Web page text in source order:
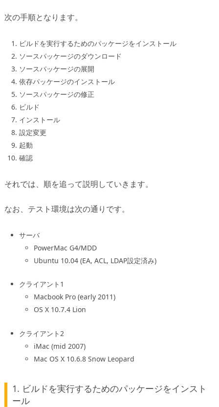
次の手順となります。
ビルドを実行するためのパッケージをインストール
ソースパッケージのダウンロード
ソースパッケージの展開
依存パッケージのインストール
ソースパッケージの修正
ビルド
インストール
設定変更
起動
確認
それでは、順を追って説明していきます。
なお、テスト環境は次の通りです。
サーバ
PowerMac G4/MDD
Ubuntu 10.04 (EA, ACL, LDAP設定済み)
クライアント1
Macbook Pro (early 2011)
OS X 10.7.4 Lion
クライアント2
iMac (mid 2007)
Mac OS X 10.6.8 Snow Leopard
1. ビルドを実行するためのパッケージをインスト
ール